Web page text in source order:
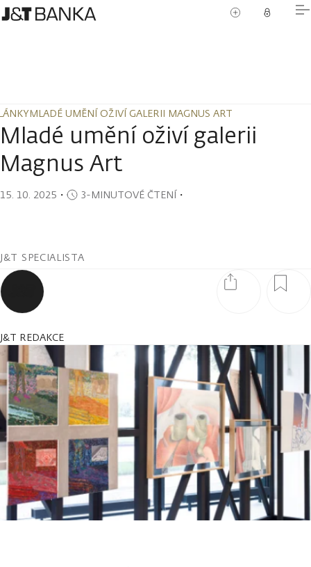
MLADÉ UMĚNÍ OŽIVÍ GALERII MAGNUS ART
Mladé umění oživí galerii
Magnus Art
15. 10. 2025 ・ 3-MINUTOVÉ ČTENÍ・
J&T SPECIALISTA
J&T REDAKCE